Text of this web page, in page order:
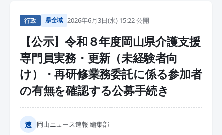
行政 県全域 2026年6月3日(水) 15:22 公開
【公示】令和８年度岡山県介護支援
専門員実務・更新（未経験者向
け）・再研修業務委託に係る参加者
の有無を確認する公募手続き
速 岡山ニュース速報 編集部